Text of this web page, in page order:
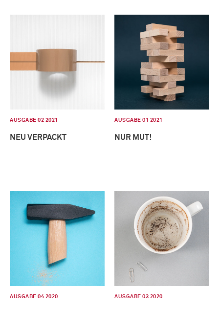
AUSGABE 02 2021
NEU VERPACKT
AUSGABE 01 2021
NUR MUT!
AUSGABE 04 2020 AUSGABE 03 2020